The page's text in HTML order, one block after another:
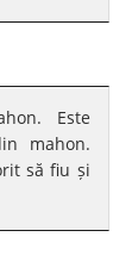
Este
mahon.
să fiu și